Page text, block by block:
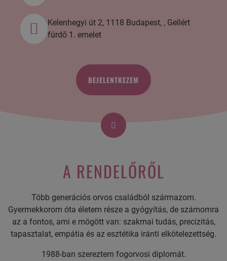
Kelenhegyi út 2, 1118 Budapest, , Gellért
fürdő 1. emelet
BEJELENTKEZEM
A RENDELŐRŐL
Több generációs orvos családból származom.
Gyermekkorom óta életem része a gyógyítás, de számomra
az a fontos, ami e mögött van: szakmai tudás, precizitás,
tapasztalat, empátia és az esztétika iránti elkötelezettség.
1988-ban szereztem fogorvosi diplomát.